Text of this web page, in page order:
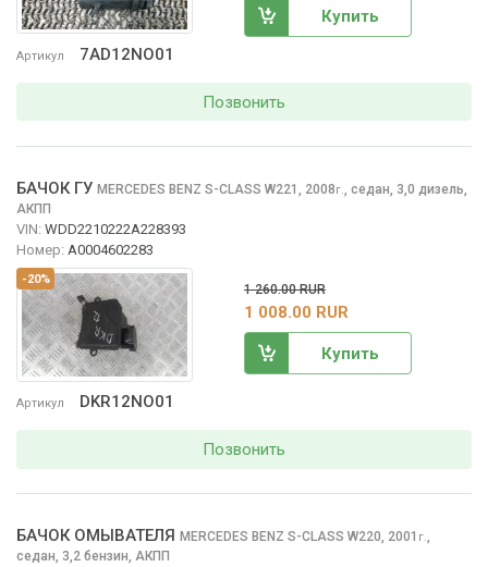
Артикул 7AD12NO01
Купить
Позвонить
-20%
Артикул DKR12NO01
БАЧОК ГУ MERCEDES BENZ S-CLASS W221, 2008г. седан, 3,0 дизель,
АКПП
VIN: WDD2210222A228393
Номер: A0004602283
1 260.00 RUR
1 008.00 RUR
Купить
Позвонить
БАЧОК ОМЫВАТЕЛЯ MERCEDES BENZ S-CLASS W220, 2001 г.,
седан, 3,2 бензин, АКПП